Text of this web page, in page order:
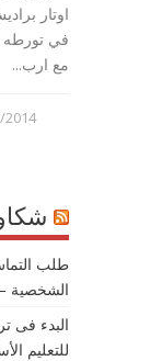
اوتار
في تورطه
مع ارب...
2014
طلب
الشخصية –
البدء فى
للتعليم